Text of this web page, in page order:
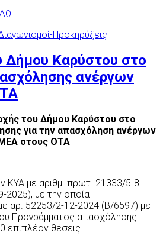
Προκηρύξεις
Δήμου Καρύστου στο
ανέργων
του Δήμου Καρύστου στο
για την απασχόληση ανέργων
στους ΟΤΑ
ΚΥΑ με αριθμ. πρωτ. 21333/5-8-
με την οποία
αρ. 52253/2-12-2024 (Β/6597) με
Προγράμματος απασχόλησης
επιπλέον θέσεις.